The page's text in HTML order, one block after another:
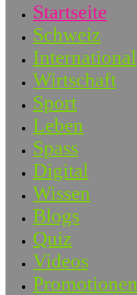
Startseite
Schweiz
International
Wirtschaft
Sport
Leben
Spass
Digital
Wissen
Blogs
Quiz
Videos
Promotionen